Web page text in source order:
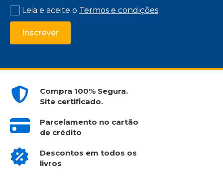
Leia e aceite o Termos e condições
Inscrever
Compra 100% Segura.
Site certificado.
Parcelamento no cartão
de crédito
Descontos em todos os
livros